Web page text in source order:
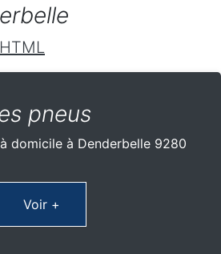
HTML
pneus
domicile à Denderbelle 9280
Voir +